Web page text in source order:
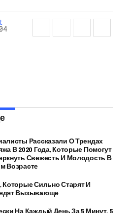
Рассказали О Трендах
В 2020 Года, Которые Помогут
Свежесть И Молодость В
Возрасте
Которые Сильно Старят И
Вызывающе
На Каждый День За 5 Минут, 5